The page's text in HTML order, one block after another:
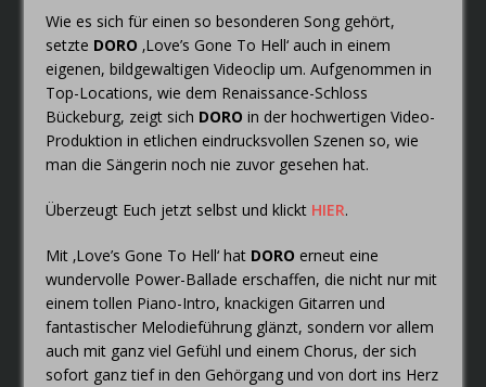
Wie es sich für einen so besonderen Song gehört,
setzte DORO ‚Love’s Gone To Hell‘ auch in einem
eigenen, bildgewaltigen Videoclip um. Aufgenommen in
Top-Locations, wie dem Renaissance-Schloss
Bückeburg, zeigt sich DORO in der hochwertigen Video-
Produktion in etlichen eindrucksvollen Szenen so, wie
man die Sängerin noch nie zuvor gesehen hat.
Überzeugt Euch jetzt selbst und klickt HIER.
Mit ‚Love’s Gone To Hell‘ hat DORO erneut eine
wundervolle Power-Ballade erschaffen, die nicht nur mit
einem tollen Piano-Intro, knackigen Gitarren und
fantastischer Melodieführung glänzt, sondern vor allem
auch mit ganz viel Gefühl und einem Chorus, der sich
sofort ganz tief in den Gehörgang und von dort ins Herz